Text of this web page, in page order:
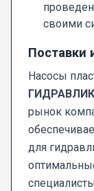
своими
Поставки
Насосы
ГИДРАВЛИК
рынок
для